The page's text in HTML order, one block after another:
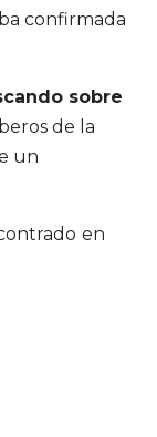
confirmada
sobre
de la
un
en